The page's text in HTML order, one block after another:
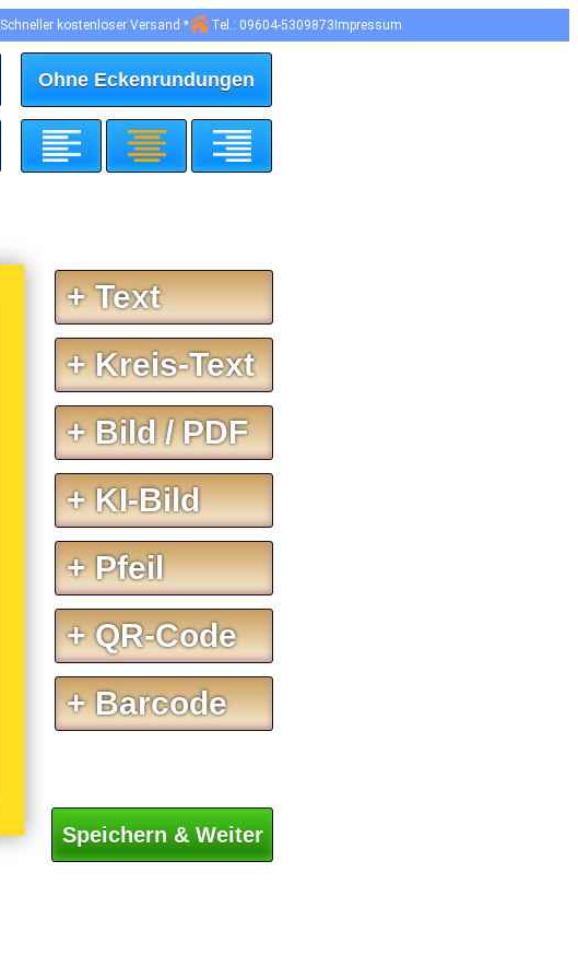
Schneller kostenloser Versand * Tel.: 09604-5309873 Impressum
Ohne Eckenrundungen
+ Text
+ Kreis-Text
+ Bild / PDF
+ KI-Bild
+ Pfeil
+ QR-Code
+ Barcode
Speichern & Weiter